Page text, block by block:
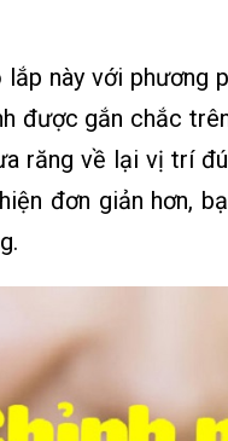
này với phương
được gắn chắc
răng về lại vị trí
đơn giản hơn,